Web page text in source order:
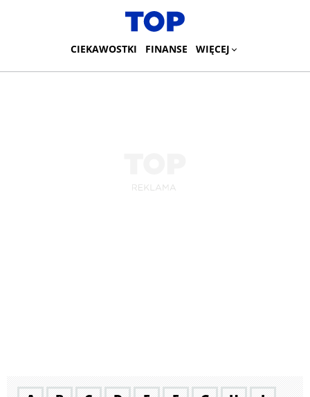
CIEKAWOSTKI FINANSE WIĘCEJ